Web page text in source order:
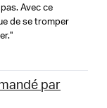
Invités
Avec ce
de se tromper
par